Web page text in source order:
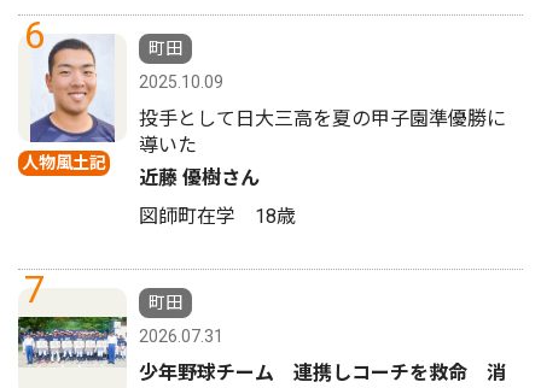
6
人物風土記
町田
2025.10.09
投手として日大三高を夏の甲子園準優勝に
導いた
近藤 優樹さん
図師町在学 18歳
7
町田
2026.07.31
少年野球チーム 連携しコーチを救命 消